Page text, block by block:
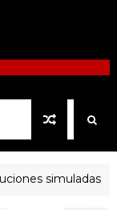
simuladas EN